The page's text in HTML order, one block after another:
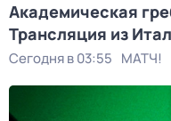
Академическая
Трансляция из
Сегодня в 03:55 МАТЧ!